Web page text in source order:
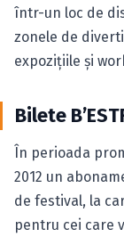
într-un loc de
zonele de
expoziţiile şi
Bilete
În perioada
2012 un
de festival, la
pentru cei care